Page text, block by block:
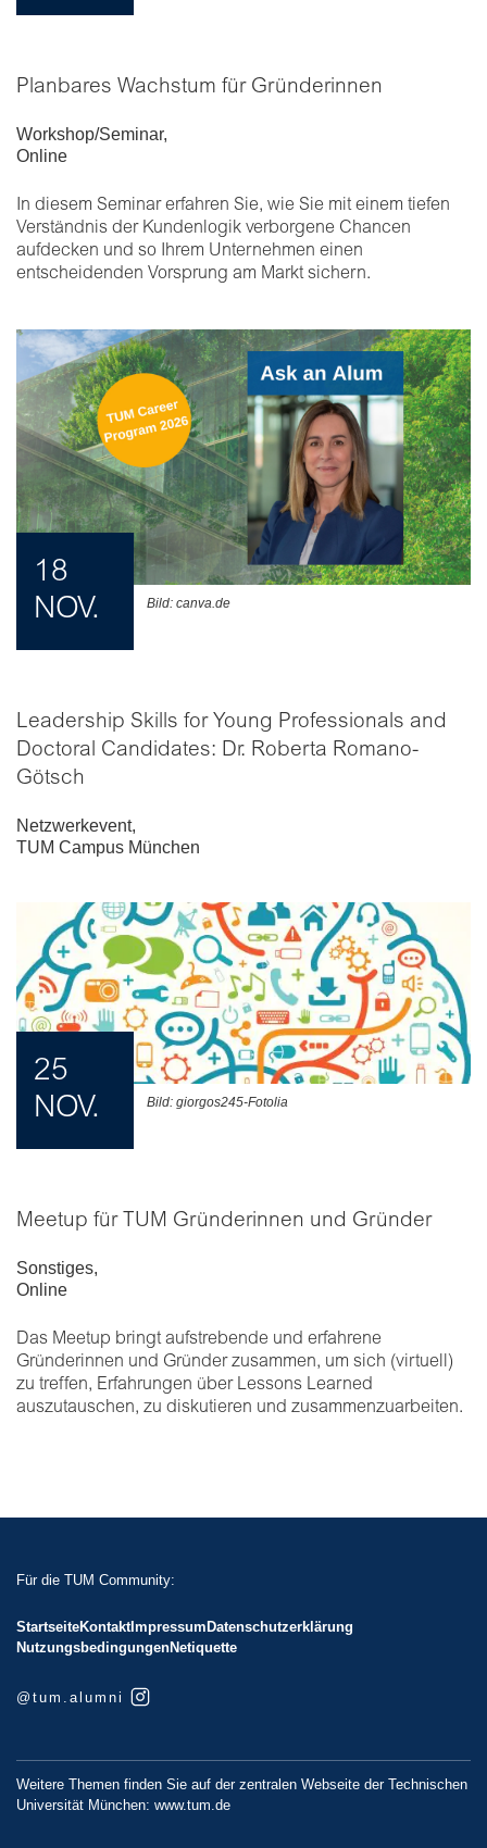
Planbares Wachstum für Gründerinnen
Workshop/Seminar,
Online
In diesem Seminar erfahren Sie, wie Sie mit einem tiefen
Verständnis der Kundenlogik verborgene Chancen
aufdecken und so Ihrem Unternehmen einen
entscheidenden Vorsprung am Markt sichern.
Bild: canva.de
18
NOV.
Leadership Skills for Young Professionals and
Doctoral Candidates: Dr. Roberta Romano-
Götsch
Netzwerkevent,
TUM Campus München
Bild: giorgos245-Fotolia
25
NOV.
Meetup für TUM Gründerinnen und Gründer
Sonstiges,
Online
Das Meetup bringt aufstrebende und erfahrene
Gründerinnen und Gründer zusammen, um sich (virtuell)
zu treffen, Erfahrungen über Lessons Learned
auszutauschen, zu diskutieren und zusammenzuarbeiten.
Für die TUM Community:
StartseiteKontaktImpressum Datenschutzerklärung
NutzungsbedingungenNetiquette
@tum.alumni
Weitere Themen finden Sie auf der zentralen Webseite der Technischen
Universität München: www.tum.de